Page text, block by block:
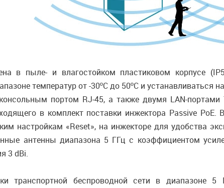
в пыле- и влагостойком пластиковом корпусе
температур от -30ºС до 50ºС и устанавливаться
портом RJ-45, а также двумя LAN-
в комплект поставки инжектора Passive
настройкам «Reset», на инжекторе для удобства
антенны диапазона 5 ГГц с коэффициентом
3 dBi.
транспортной беспроводной сети в диапазоне